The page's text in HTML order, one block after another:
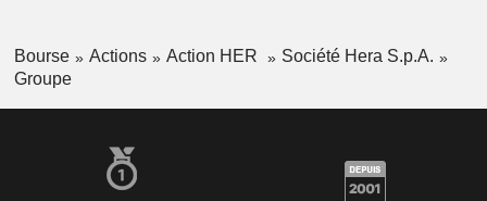
Bourse Actions Action HER
Société Hera S.p.A.
Groupe